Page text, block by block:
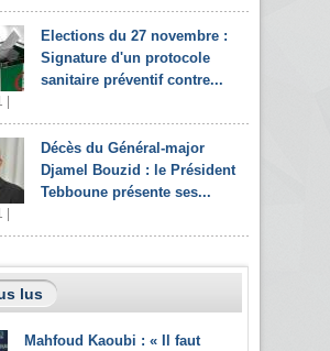
Elections du 27 novembre :
Signature d'un protocole
sanitaire préventif contre...
Décès du Général-major
Djamel Bouzid : le Président
Tebboune présente ses...
lus
Mahfoud Kaoubi : « Il faut